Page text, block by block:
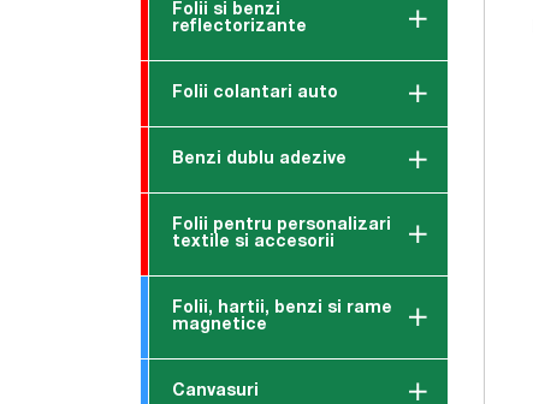
Folii si benzi
reflectorizante
Folii colantari auto
Benzi dublu adezive
Folii pentru personalizari
textile si accesorii
Folii, hartii, benzi si rame
magnetice
Canvasuri